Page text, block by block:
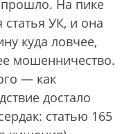
На пике
УК, и она
куда ловчее,
мошенничество.
— как
достало
статью 165